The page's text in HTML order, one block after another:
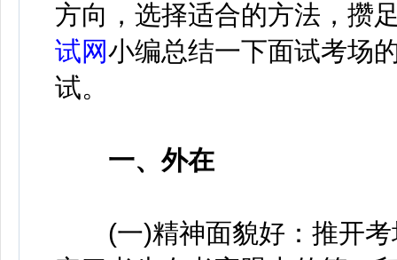
方向，选择适合的方法，攒
试网小编总结一下面试考场
试。
一、外在
(一)精神面貌好：推开考